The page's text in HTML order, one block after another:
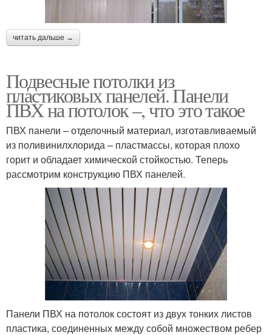
читать дальше →
Подвесные потолки из
пластиковых панелей. Панели
ПВХ на потолок –, что это такое
ПВХ панели – отделочный материал, изготавливаемый
из поливинилхлорида – пластмассы, которая плохо
горит и обладает химической стойкостью. Теперь
рассмотрим конструкцию ПВХ панелей.
Панели ПВХ на потолок состоят из двух тонких листов
пластика, соединенных между собой множеством ребер